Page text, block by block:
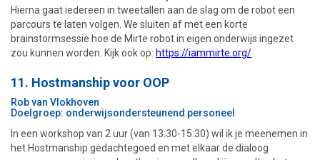
Hierna gaat iedereen in tweetallen aan de slag om de robot een
parcours te laten volgen. We sluiten af met een korte
brainstormsessie hoe de Mirte robot in eigen onderwijs ingezet
zou kunnen worden. Kijk ook op: https://iammirte.org/
11. Hostmanship voor OOP
Rob van Vlokhoven
Doelgroep: onderwijsondersteunend personeel
In een workshop van 2 uur (van 13:30-15:30) wil ik je meenemen in
het Hostmanship gedachtegoed en met elkaar de dialoog